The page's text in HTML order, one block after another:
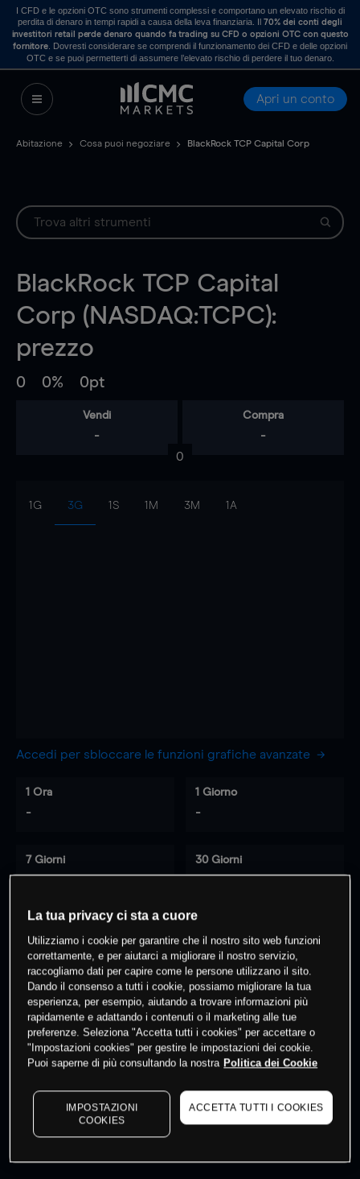
I CFD e le opzioni OTC sono strumenti complessi e comportano un elevato rischio di
perdita di denaro in tempi rapidi a causa della leva finanziaria. Il70% dei conti degli
investitori retail perde denaro quando fa trading su CFD o opzioni OTC con questo
fornitore . Dovresti considerare se comprendi il funzionamento dei CFD e delle opzioni
OTC e se puoi permetterti di assumere l’elevato rischio di perdere il tuo denaro.
Apri un conto
Abitazione Cosa puoi negoziare BlackRock TCP Capital Corp
BlackRock TCP Capital
Corp (NASDAQ:TCPC):
prezzo
0 0% 0pt
Vendi
-
Compra
-
0
1G 3G 1S 1M 3M 1A
Accedi per sbloccare le funzioni grafiche avanzate
1 Ora
-
1 Giorno
-
7 Giorni
-
30 Giorni
-
0% dei clienti hanno posizionisu
questo prodotto
Fai trading
I prezzi sono solo indicativi.
La tua privacy ci sta a cuore
Utilizziamo i cookie per garantire che il nostro sito web funzioni
correttamente, e per aiutarci a migliorare il nostro servizio,
raccogliamo dati per capire come le persone utilizzano il sito.
Dando il consenso a tutti i cookie, possiamo migliorare la tua
esperienza, per esempio, aiutando a trovare informazioni più
rapidamente e adattando i contenuti o il marketing alle tue
preferenze. Seleziona "Accetta tutti i cookies" per accettare o
"Impostazioni cookies" per gestire le impostazioni dei cookie.
Puoi saperne di più consultando la nostra Politica dei Cookie
IMPOSTAZIONI
COOKIES
ACCETTA TUTTI I COOKIES